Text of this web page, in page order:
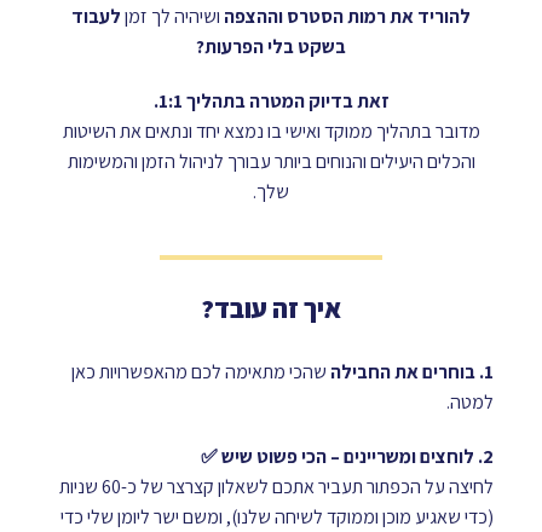
להוריד את רמות הסטרס וההצפה ושיהיה לך זמןלעבוד
בשקט בלי הפרעות?
זאת בדיוק המטרה בתהליך 1:1.
מדובר בתהליך ממוקד ואישי בו נמצא יחד ונתאים את השיטות
והכלים היעילים והנוחים ביותר עבורך לניהול הזמן והמשימות
שלך.
איך זה עובד?
1. בוחרים את החבילה
שהכי מתאימה לכם מהאפשרויות כאן
למטה.
2. לוחצים ומשריינים – הכי פשוט שיש ✅
לחיצה על הכפתור תעביר אתכם לשאלון קצרצר של כ-60 שניות
(כדי שאגיע מוכן וממוקד לשיחה שלנו), ומשם ישר ליומן שלי כדי